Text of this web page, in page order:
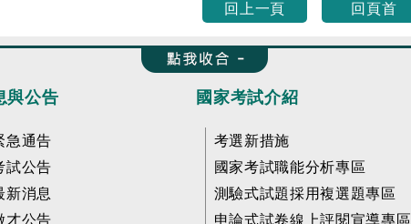
回上一頁
回頁首
收合 FatFooter
與公告
急通告
試公告
新消息
才公告
國家考試介紹
考選新措施
國家考試職能分析專區
測驗式試題採用複選題專區
申論式試卷線上評閱宣導專區